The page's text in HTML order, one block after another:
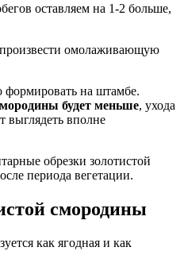
оставляем на 1-2 больше,
омолаживающую
на штамбе.
будет меньше, ухода
выглядеть вполне
обрезки золотистой
периода вегетации.
смородины
как ягодная и как